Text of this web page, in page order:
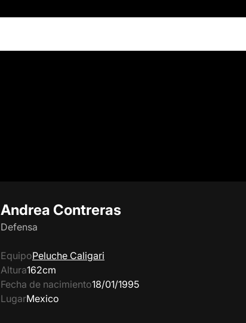
Andrea Contreras
Defensa
EquipoPeluche Caligari
Altura162cm
Fecha de nacimiento18/01/1995
LugarMexico